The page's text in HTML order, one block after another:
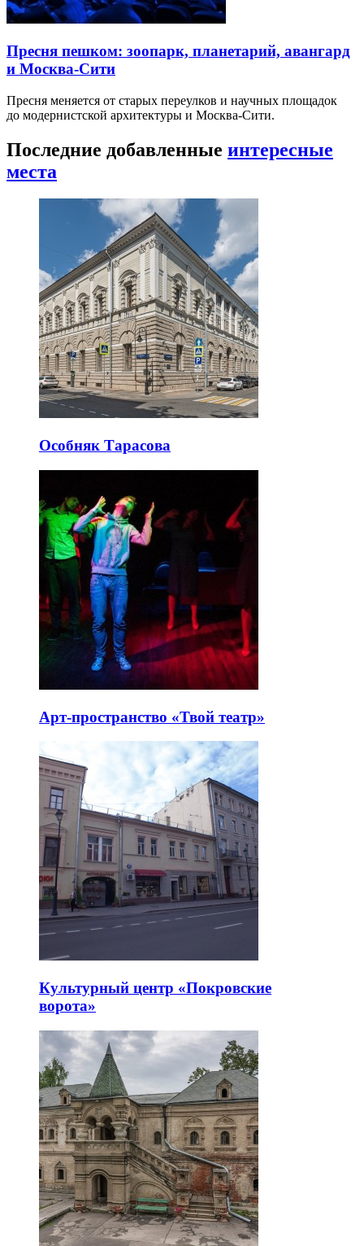
Пресня пешком: зоопарк, планетарий, авангард
и Москва-Сити
Пресня меняется от старых переулков и научных площадок
до модернистской архитектуры и Москва-Сити.
Последние добавленные интересные
места
Особняк Тарасова
Арт-пространство «Твой театр»
Культурный центр «Покровские
ворота»